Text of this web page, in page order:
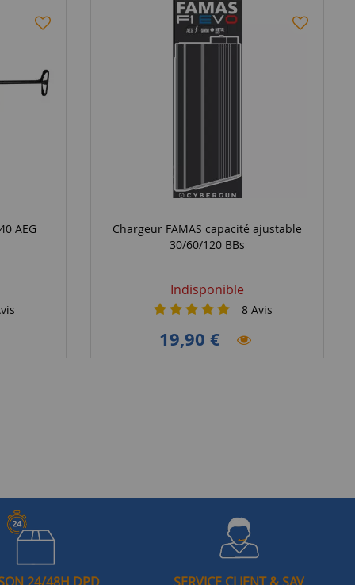
AEG
Chargeur FAMAS capacité ajustable
30/60/120 BBs
Indisponible
8 Avis
19,90 €